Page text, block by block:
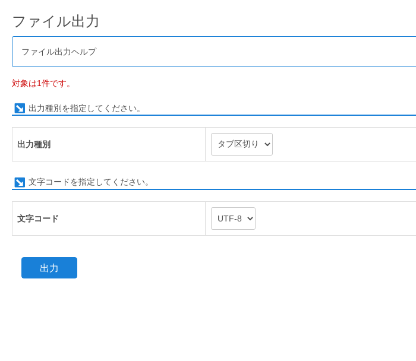
ファイル出力
ファイル出力ヘルプ
対象は1件です。
出力種別を指定してください。
出力種別
文字コードを指定してください。
文字コード